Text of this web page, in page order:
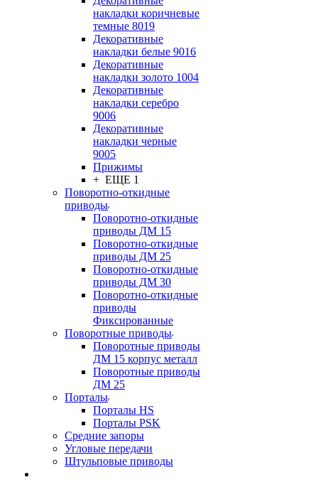
накладки коричневые
темные 8019
Декоративные
накладки белые 9016
Декоративные
накладки золото 1004
Декоративные
накладки серебро
9006
Декоративные
накладки черные
9005
Прижимы
+ ЕЩЕ 1
Поворотно-откидные
приводы
Поворотно-откидные
приводы ДМ 15
Поворотно-откидные
приводы ДМ 25
Поворотно-откидные
приводы ДМ 30
Поворотно-откидные
приводы
Фиксированные
Поворотные приводы
Поворотные приводы
ДМ 15 корпус металл
Поворотные приводы
ДМ 25
Порталы
Порталы HS
Порталы PSK
Средние запоры
Угловые передачи
Штульповые приводы